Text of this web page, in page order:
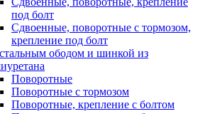
под болт
Сдвоенные, поворотные с тормозом,
крепление под болт
ободом и шинкой из
Поворотные
Поворотные с тормозом
Поворотные, крепление с болтом